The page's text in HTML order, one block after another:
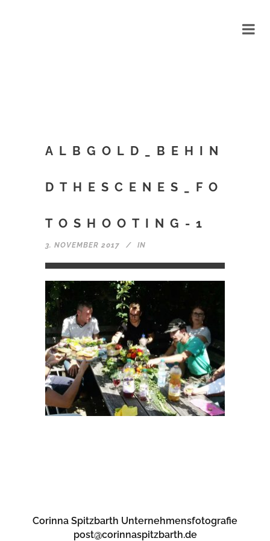
ALBGOLD_BEHIN
DTHESCENES_FO
TOSHOOTING-1
3. NOVEMBER 2017 IN
Corinna Spitzbarth Unternehmensfotografie
post@corinnaspitzbarth.de